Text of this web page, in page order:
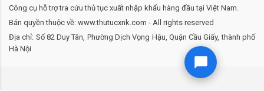
- Mã Hs 04032011: Sữa chua vinamilk hộp 100g/VN/XK
- Mã Hs 04032011: Sữa lúa mạch nhãn hiệu Nestle' Milo 180ml,
180ml/hộp, 48 hộp/thùng. UNK= Thùng. HSD: 05/08/2026. Hàng
mới 100%./VN/XK
- Mã Hs 04032011: Sữa trái cây hương dâu, camnhãn hiệu Kun,
180ml/hộp, 48 hộp/thùng. UNK= Thùng. HSD: 19/08/2026. Hàng
Công cụ hỗ trợ tra cứu thủ tục xuất nhập khẩu hàng đầu tại Việt Nam.
Bản quyền thuộc về: www.thutucxnk.com - All rights reserved
Địa chỉ: Số 82 Duy Tân, Phường Dịch Vọng Hậu, Quận Cầu Giấy, thành phố
Hà Nội